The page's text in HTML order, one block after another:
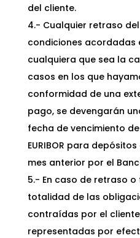
del cliente.
4.- Cualquier retraso
condiciones acordadas
cualquiera que sea la
casos en los que
conformidad de una
pago, se devengarán
fecha de vencimiento
EURIBOR para
mes anterior por el
5.- En caso de retraso
totalidad de las
contraídas por el
representadas por